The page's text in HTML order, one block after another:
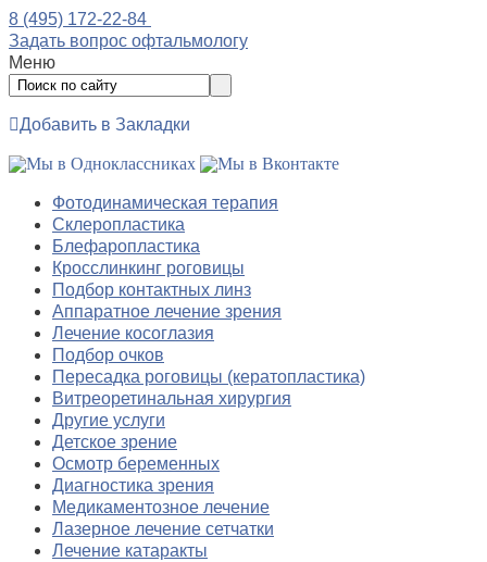
8 (495) 172-22-84
Задать вопрос офтальмологу
Меню
Добавить в Закладки
Фотодинамическая терапия
Склеропластика
Блефаропластика
Кросслинкинг роговицы
Подбор контактных линз
Аппаратное лечение зрения
Лечение косоглазия
Подбор очков
Пересадка роговицы (кератопластика)
Витреоретинальная хирургия
Другие услуги
Детское зрение
Осмотр беременных
Диагностика зрения
Медикаментозное лечение
Лазерное лечение сетчатки
Лечение катаракты